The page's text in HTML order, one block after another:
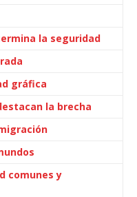
la seguridad
gráfica
la brecha
comunes y